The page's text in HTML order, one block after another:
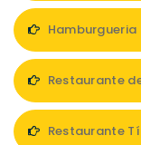
Hamburgueria
Restaurante
Restaurante